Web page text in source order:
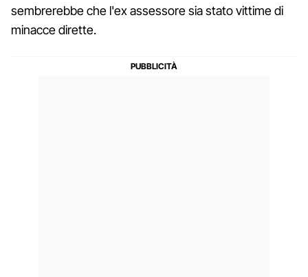
sembrerebbe che l'ex assessore sia stato vittime di
minacce dirette.